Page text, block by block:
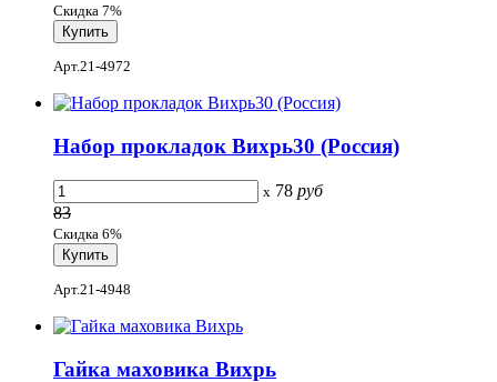
Скидка 7%
Арт.21-4972
Набор прокладок Вихрь30 (Россия)
x 78 руб
83
Скидка 6%
Арт.21-4948
Гайка маховика Вихрь